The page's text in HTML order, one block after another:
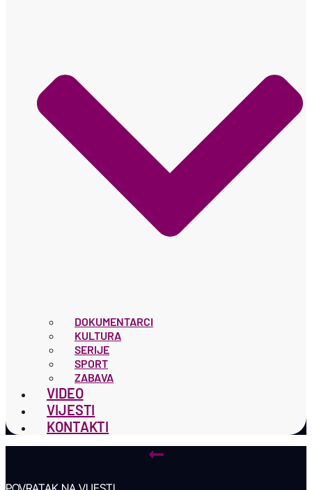
DOKUMENTARCI
KULTURA
SERIJE
SPORT
ZABAVA
VIDEO
VIJESTI
KONTAKTI